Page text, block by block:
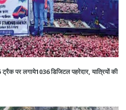
पर लगाये1036 डिजिटल पहरेदार, यात्रियों की